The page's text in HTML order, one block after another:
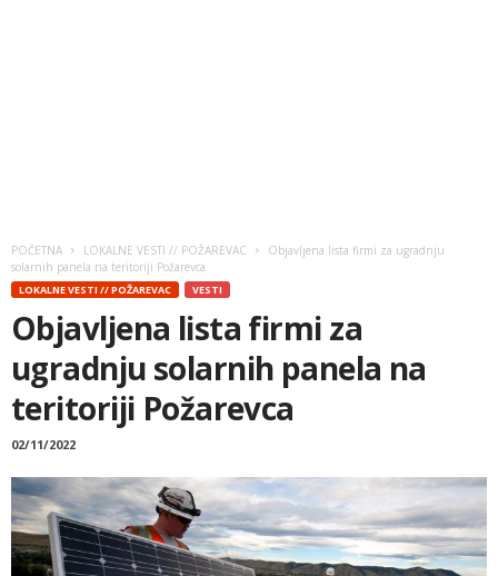
POČETNA LOKALNE VESTI // POŽAREVAC
Objavljena lista firmi za ugradnju
solarnih panela na teritoriji Požarevca
LOKALNE VESTI // POŽAREVAC VESTI
Objavljena lista firmi za
ugradnju solarnih panela na
teritoriji Požarevca
02/11/2022